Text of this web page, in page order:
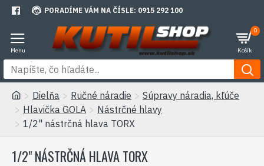
PORADÍME VÁM NA ČÍSLE: 0915 292 100
0
Dielňa Ručné náradie
Súpravy náradia, kľúče
Hlavička GOLA
Nástrčné hlavy
1/2" nástrčná hlava TORX
1/2" NÁSTRČNÁ HLAVA TORX